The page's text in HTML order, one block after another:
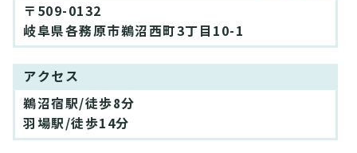
〒509-0132
岐阜県各務原市鵜沼西町3丁目10-1
アクセス
鵜沼宿駅/徒歩8分
羽場駅/徒歩14分